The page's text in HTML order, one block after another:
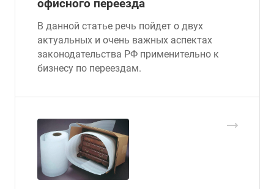
офисного переезда
В данной статье речь пойдет о двух
актуальных и очень важных аспектах
законодательства РФ применительно к
бизнесу по переездам.